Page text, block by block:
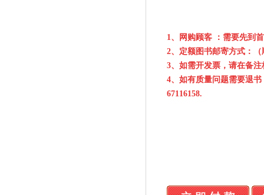
1、网购顾客：需要先到
2、定额图书邮寄方式：
3、如需开发票，请在备
4、如有质量问题需要退
67116158.